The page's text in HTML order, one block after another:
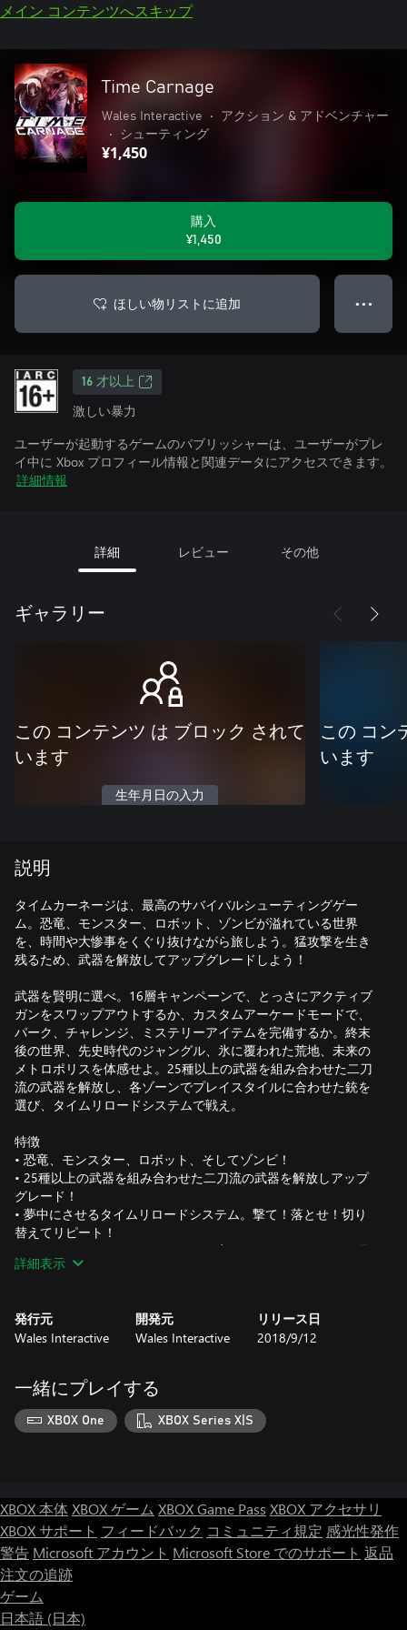
メイン コンテンツへスキップ
Time Carnage
Wales Interactive •
アクション & アドベンチャー
•
シューティング
¥1,450
購入
¥1,450
ほしい物リストに追加 ● ● ●
16 才以上
激しい暴力
ユーザーが起動するゲームのパブリッシャーは、ユーザーがプレ
イ中に Xbox プロフィール情報と関連データにアクセスできます。
詳細情報
詳細 レビュー その他
ギャラリー
この コンテンツ は ブロック されて
います
生年月日の入力
この コン
います
説明
タイムカーネージは、最高のサバイバルシューティングゲー
ム。恐竜、モンスター、ロボット、ゾンビが溢れている世界
を、時間や大惨事をくぐり抜けながら旅しよう。猛攻撃を生き
残るため、武器を解放してアップグレードしよう！
武器を賢明に選べ。16層キャンペーンで、とっさにアクティブ
ガンをスワップアウトするか、カスタムアーケードモードで、
パーク、チャレンジ、ミステリーアイテムを完備するか。終末
後の世界、先史時代のジャングル、氷に覆われた荒地、未来の
メトロポリスを体感せよ。25種以上の武器を組み合わせた二刀
流の武器を解放し、各ゾーンでプレイスタイルに合わせた銃を
選び、タイムリロードシステムで戦え。
特徴
• 恐竜、モンスター、ロボット、そしてゾンビ！
• 25種以上の武器を組み合わせた二刀流の武器を解放しアップ
グレード！
• 夢中にさせるタイムリロードシステム。撃て！落とせ！切り
替えてリピート！
• 16のユニークなロケーション、現実的かつダイナミックな環
境
詳細表示
発行元
Wales Interactive
開発元
Wales Interactive
リリース日
2018/9/12
一緒にプレイする
XBOX One XBOX Series X|S
XBOX 本体XBOX ゲーム XBOX Game Pass XBOX アクセサリ
XBOX サポート フィードバック コミュニティ規定 感光性発作
警告 Microsoft アカウント Microsoft Store でのサポート 返品
注文の追跡
ゲーム
日本語 (日本)